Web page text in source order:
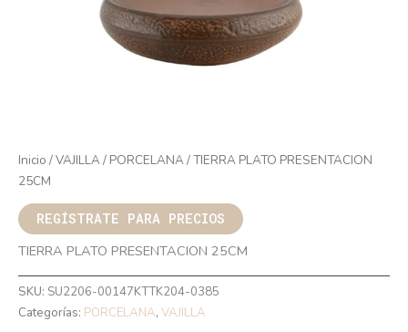
Inicio /VAJILLA/ PORCELANA/ TIERRA PLATO PRESENTACION
25CM
REGÍSTRATE PARA PRECIOS
TIERRA PLATO PRESENTACION 25CM
SKU: SU2206-00147KTTK204-0385
Categorías: PORCELANA, VAJILLA